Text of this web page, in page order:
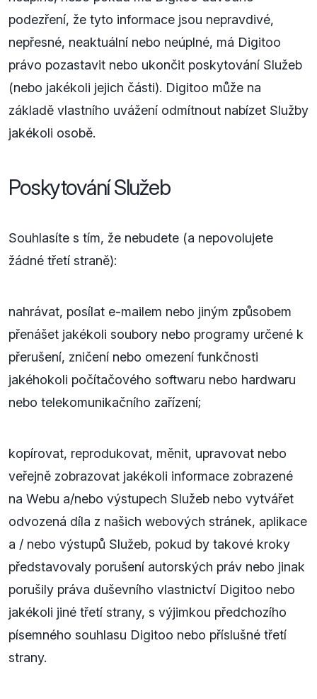
podezření, že tyto informace jsou nepravdivé,
nepřesné, neaktuální nebo neúplné, má Digitoo
právo pozastavit nebo ukončit poskytování Služeb
(nebo jakékoli jejich části). Digitoo může na
základě vlastního uvážení odmítnout nabízet Služby
jakékoli osobě.
Poskytování Služeb
Souhlasíte s tím, že nebudete (a nepovolujete
žádné třetí straně):
nahrávat, posílat e-mailem nebo jiným způsobem
přenášet jakékoli soubory nebo programy určené k
přerušení, zničení nebo omezení funkčnosti
jakéhokoli počítačového softwaru nebo hardwaru
nebo telekomunikačního zařízení;
kopírovat, reprodukovat, měnit, upravovat nebo
veřejně zobrazovat jakékoli informace zobrazené
na Webu a/nebo výstupech Služeb nebo vytvářet
odvozená díla z našich webových stránek, aplikace
a / nebo výstupů Služeb, pokud by takové kroky
představovaly porušení autorských práv nebo jinak
porušily práva duševního vlastnictví Digitoo nebo
jakékoli jiné třetí strany, s výjimkou předchozího
písemného souhlasu Digitoo nebo příslušné třetí
strany.